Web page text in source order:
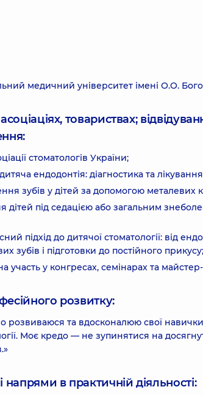
медичний університет імені О.О.
товариствах;
стоматологів України;
ендодонтія: діагностика та
зубів у дітей за допомогою
дітей під седацією або загальним
підхід до дитячої стоматології: від
зубів і підготовки до постійного прикусу;
участь у конгресах, семінарах та майстер-
розвитку:
розвиваюся та вдосконалюю свої
Моє кредо — не зупинятися на
напрями в практичній діяльності: